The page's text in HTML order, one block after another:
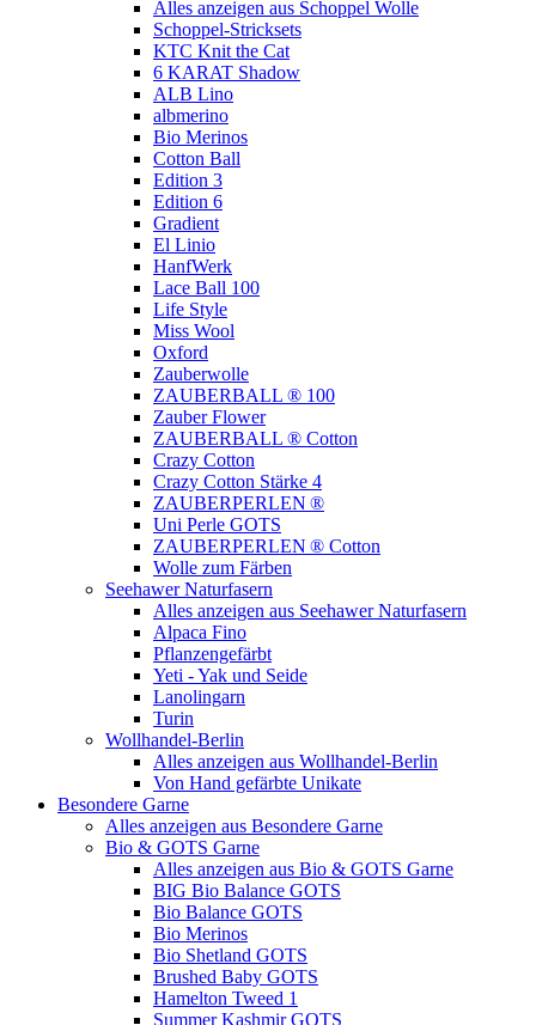
Alles anzeigen aus Schoppel Wolle
Schoppel-Stricksets
KTC Knit the Cat
6 KARAT Shadow
ALB Lino
albmerino
Bio Merinos
Cotton Ball
Edition 3
Edition 6
Gradient
El Linio
HanfWerk
Lace Ball 100
Life Style
Miss Wool
Oxford
Zauberwolle
ZAUBERBALL ® 100
Zauber Flower
ZAUBERBALL ® Cotton
Crazy Cotton
Crazy Cotton Stärke 4
ZAUBERPERLEN ®
Uni Perle GOTS
ZAUBERPERLEN ® Cotton
Wolle zum Färben
Seehawer Naturfasern
Alles anzeigen aus Seehawer Naturfasern
Alpaca Fino
Pflanzengefärbt
Yeti - Yak und Seide
Lanolingarn
Turin
Wollhandel-Berlin
Alles anzeigen aus Wollhandel-Berlin
Von Hand gefärbte Unikate
Besondere Garne
Alles anzeigen aus Besondere Garne
Bio & GOTS Garne
Alles anzeigen aus Bio & GOTS Garne
BIG Bio Balance GOTS
Bio Balance GOTS
Bio Merinos
Bio Shetland GOTS
Brushed Baby GOTS
Hamelton Tweed 1
Summer Kashmir GOTS